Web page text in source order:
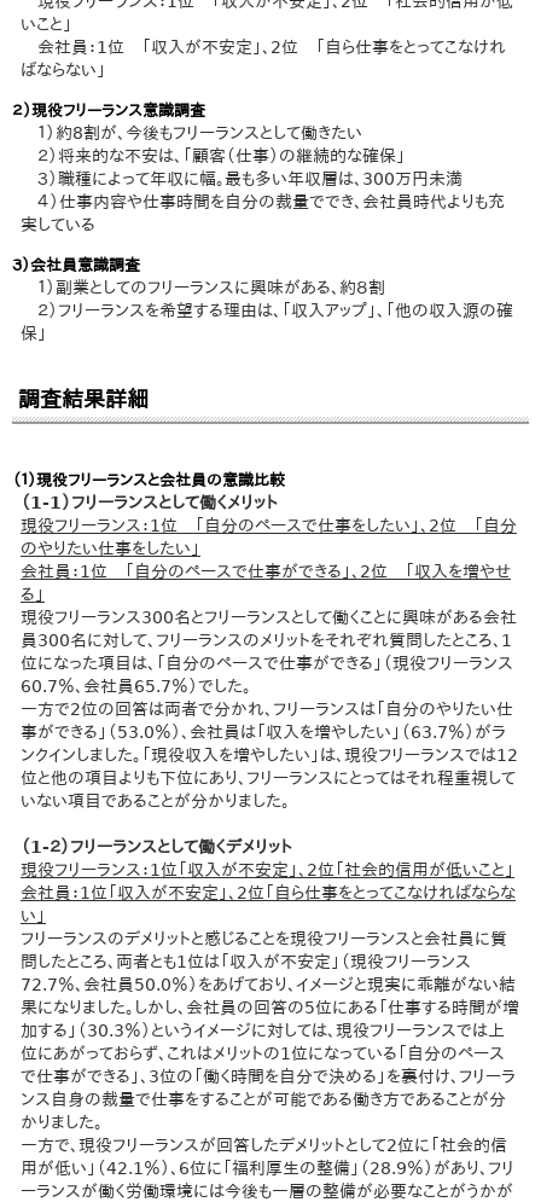
いこと」
会社員：1位 「収入が不安定」、2位 「自ら仕事をとってこなけれ
ばならない」
２）現役フリーランス意識調査
１）約8割が、今後もフリーランスとして働きたい
２）将来的な不安は、「顧客（仕事）の継続的な確保」
３）職種によって年収に幅。最も多い年収層は、300万円未満
４）仕事内容や仕事時間を自分の裁量ででき、会社員時代よりも充
実している
３）会社員意識調査
１）副業としてのフリーランスに興味がある、約８割
２）フリーランスを希望する理由は、「収入アップ」、「他の収入源の確
保」
調査結果詳細
（１）現役フリーランスと会社員の意識比較
（1-1）フリーランスとして働くメリット
現役フリーランス：1位 「自分のペースで仕事をしたい」、2位 「自分
のやりたい仕事をしたい」
会社員：1位 「自分のペースで仕事ができる」、2位 「収入を増やせ
る」
現役フリーランス300名とフリーランスとして働くことに興味がある会社
員300名に対して、フリーランスのメリットをそれぞれ質問したところ、1
位になった項目は、「自分のペースで仕事ができる」（現役フリーランス
60.7％、会社員65.7％）でした。
一方で2位の回答は両者で分かれ、フリーランスは「自分のやりたい仕
事ができる」（53.0％）、会社員は「収入を増やしたい」（63.7％）がラ
ンクインしました。「現役収入を増やしたい」は、現役フリーランスでは12
位と他の項目よりも下位にあり、フリーランスにとってはそれ程重視して
いない項目であることが分かりました。
（1-２）フリーランスとして働くデメリット
現役フリーランス：1位「収入が不安定」、2位「社会的信用が低いこと」
会社員：1位「収入が不安定」、2位「自ら仕事をとってこなければならな
い」
フリーランスのデメリットと感じることを現役フリーランスと会社員に質
問したところ、両者とも1位は「収入が不安定」（現役フリーランス
72.7％、会社員50.0％）をあげており、イメージと現実に乖離がない結
果になりました。しかし、会社員の回答の5位にある「仕事する時間が増
加する」（30.3％）というイメージに対しては、現役フリーランスでは上
位にあがっておらず、これはメリットの1位になっている「自分のペース
で仕事ができる」、3位の「働く時間を自分で決める」を裏付け、フリーラ
ンス自身の裁量で仕事をすることが可能である働き方であることが分
かりました。
一方で、現役フリーランスが回答したデメリットとして2位に「社会的信
用が低い」（42.1％）、6位に「福利厚生の整備」（28.9％）があり、フリ
ーランスが働く労働環境には今後も一層の整備が必要なことがうかが